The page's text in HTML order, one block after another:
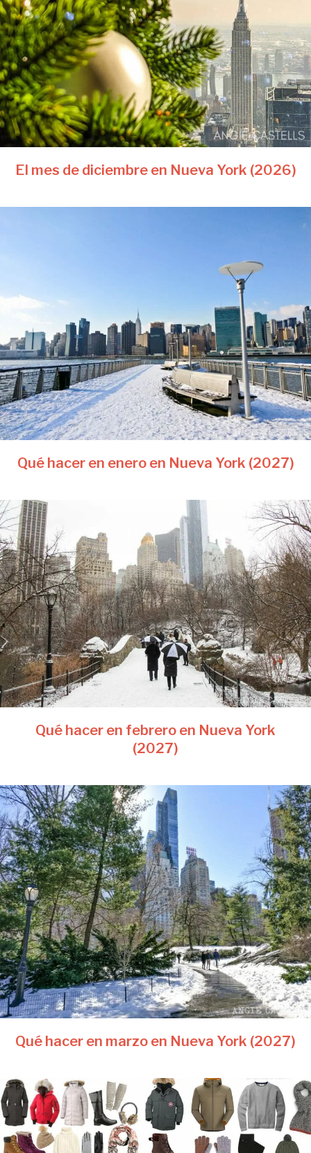
El mes de diciembre en Nueva York (2026)
Qué hacer en enero en Nueva York (2027)
Qué hacer en febrero en Nueva York
(2027)
Qué hacer en marzo en Nueva York (2027)